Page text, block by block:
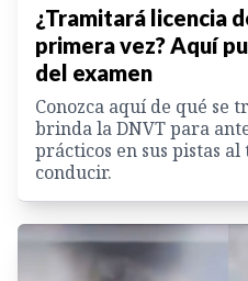
¿Tramitará licencia
primera vez? Aquí
del examen
Conozca aquí de qué se
brinda la DNVT para
prácticos en sus pistas
conducir.